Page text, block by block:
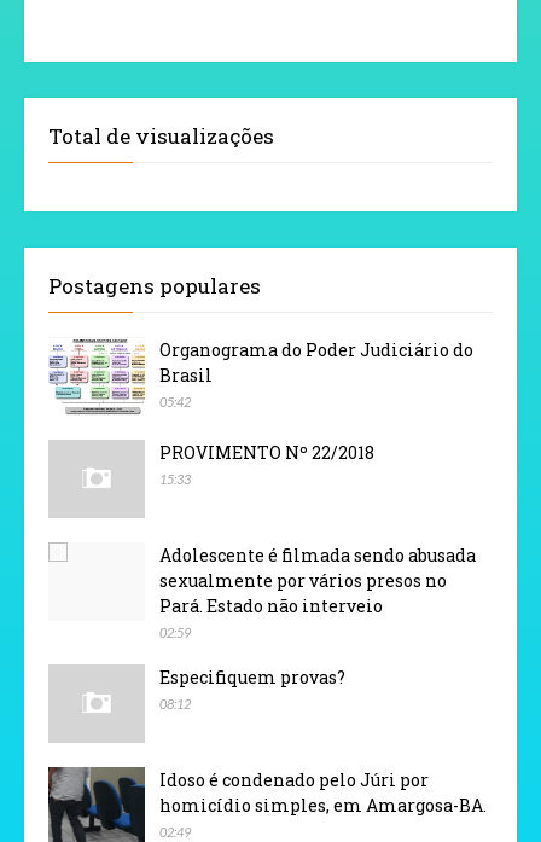
Total de visualizações
Postagens populares
Organograma do Poder Judiciário do
Brasil
05:42
PROVIMENTO Nº 22/2018
15:33
Adolescente é filmada sendo abusada
sexualmente por vários presos no
Pará. Estado não interveio
02:59
Especifiquem provas?
08:12
Idoso é condenado pelo Júri por
homicídio simples, em Amargosa-BA.
02:49